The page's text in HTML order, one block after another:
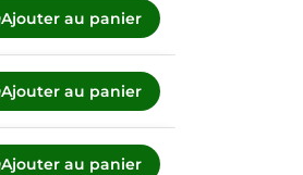
Ajouter au panier
Ajouter au panier
Ajouter au panier